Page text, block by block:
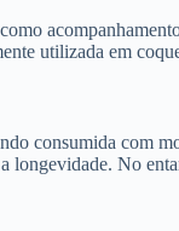
utilizada em
consumida com
No